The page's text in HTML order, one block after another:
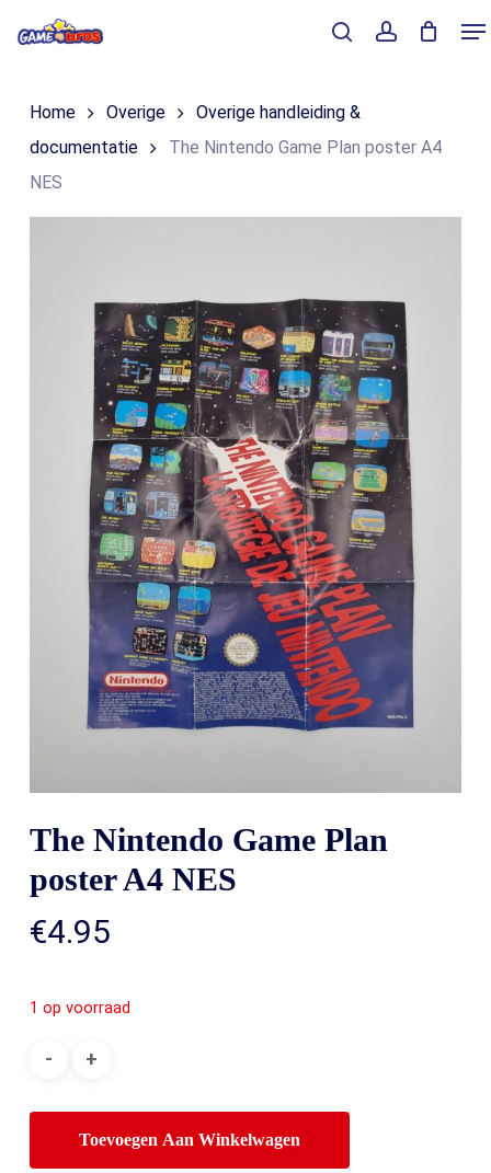
content
Winkelmand
Home Overige
Overige handleiding &
documentatie
The Nintendo Game Plan poster A4
NES
The Nintendo Game Plan
poster A4 NES
€4.95
1 op voorraad
Toevoegen Aan Winkelwagen